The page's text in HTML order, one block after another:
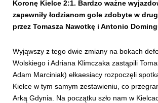
Koronę Kielce 2:1. Bardzo ważne
zapewniły łodzianom gole zdobyte w
przez Tomasza Nawotkę i Antonio
Wyjąwszy z tego dwie zmiany na bokach
Wolskiego i Adriana Klimczaka zastąpili
Adam Marciniak) ełkaesiacy rozpoczęli
Kielce w tym samym zestawieniu, co
Arką Gdynia. Na początku szło nam w